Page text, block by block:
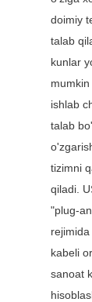
doimiy
talab
kunlar
ishlab
talab
tizimni
qiladi.
"plug-
kabeli
sanoat